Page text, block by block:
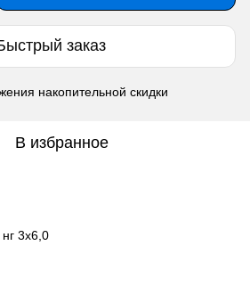
заказ
накопительной скидки
В избранное
3х6,0